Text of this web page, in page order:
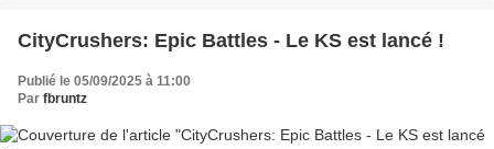
CityCrushers: Epic Battles - Le KS est lancé !
Publié le 05/09/2025 à 11:00
Par fbruntz